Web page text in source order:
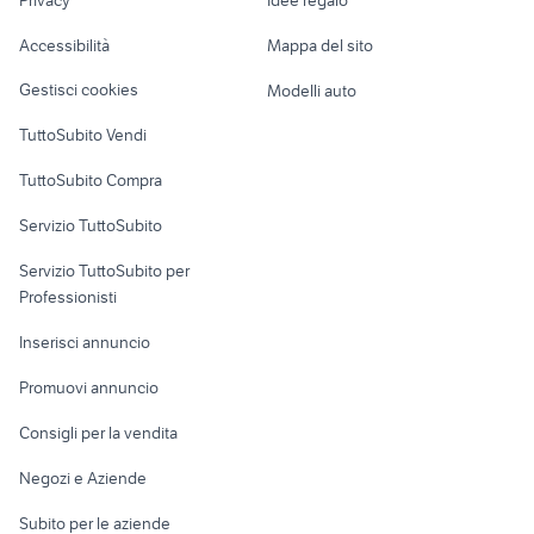
Garage e box
Loft, mansarde e
Informatica
Console e
Fotografia
Telefonia
Accessibilità
Gestisci cookies
TuttoSubito Vendi
TuttoSubito Compra
Servizio TuttoSubito
Servizio TuttoSubito per
Professionisti
Inserisci annuncio
Promuovi annuncio
Consigli per la vendita
Negozi e Aziende
Subito per le aziende
Mappa del sito
Modelli auto